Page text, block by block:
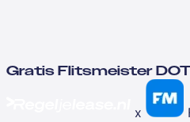
Gratis Flitsmeister
x